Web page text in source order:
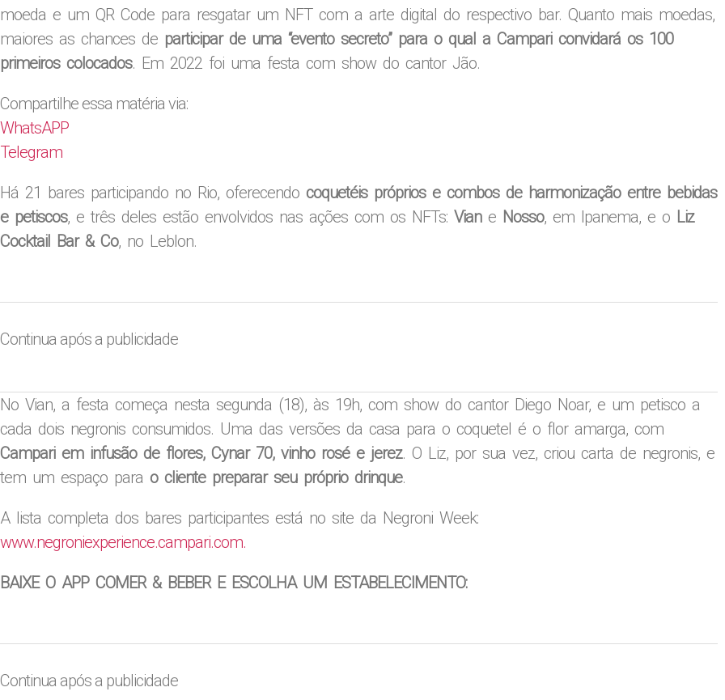
moeda e um QR Code para resgatar um NFT com a arte digital do respectivo bar. Quanto mais moedas,
maiores as chances de participar de uma “evento secreto” para o qual a Campari convidará os 100
primeiros colocados. Em 2022 foi uma festa com show do cantor Jão.
Compartilhe essa matéria via:
WhatsAPP
Telegram
Há 21 bares participando no Rio, oferecendo coquetéis próprios e combos de harmonização entre bebidas
e petiscos, e três deles estão envolvidos nas ações com os NFTs: Viane Nosso, em Ipanema, e o Liz
Cocktail Bar & Co, no Leblon.
Continua após a publicidade
No Vian, a festa começa nesta segunda (18), às 19h, com show do cantor Diego Noar, e um petisco a
cada dois negronis consumidos. Uma das versões da casa para o coquetel é o flor amarga, com
Campari em infusão de flores, Cynar 70, vinho rosé e jerez. O Liz, por sua vez, criou carta de negronis, e
tem um espaço para o cliente preparar seu próprio drinque.
A lista completa dos bares participantes está no site da Negroni Week:
www.negroniexperience.campari.com.
BAIXE O APP COMER & BEBER E ESCOLHA UM ESTABELECIMENTO:
Continua após a publicidade